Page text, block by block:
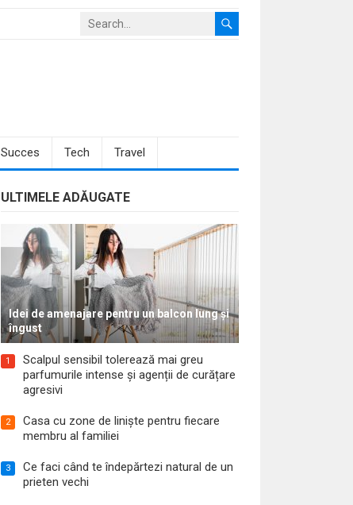
Succes Tech Travel
ULTIMELE ADĂUGATE
Idei de amenajare pentru un balcon lung și
îngust
1
Scalpul sensibil tolerează mai greu
parfumurile intense și agenții de curățare
agresivi
2
Casa cu zone de liniște pentru fiecare
membru al familiei
3
Ce faci când te îndepărtezi natural de un
prieten vechi